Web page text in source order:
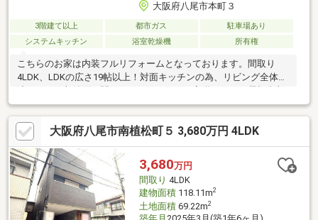
大阪府八尾市本町３
3階建て以上 都市ガス
駐車場あり
システムキッチン
浴室乾燥機 所有権
こちらのお家は内装フルリフォームとなっております。間取り
4LDK、LDKの広さ19帖以上！対面キッチンの為、リビング全体見
納スペースもございます。車庫は広々としておりワンボックスカ
ー駐車可◎
大阪府八尾市南植松町５ 3,680万円 4LDK
3,680万円
間取り 4LDK
建物面積118.11m2
土地面積69.22m2